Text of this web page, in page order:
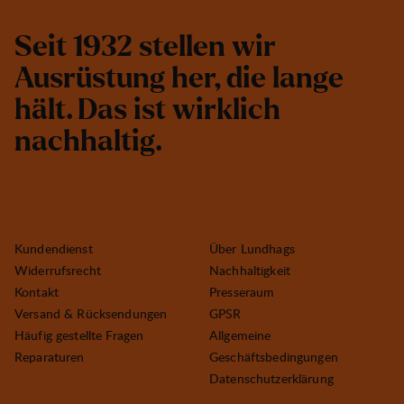
Seit 1932 stellen wir
Ausrüstung her, die lange
hält. Das ist wirklich
nachhaltig.
Kundendienst
Widerrufsrecht
Kontakt
Versand & Rücksendungen
Häufig gestellte Fragen
Reparaturen
Über Lundhags
Nachhaltigkeit
Presseraum
GPSR
Allgemeine
Geschäftsbedingungen
Datenschutzerklärung